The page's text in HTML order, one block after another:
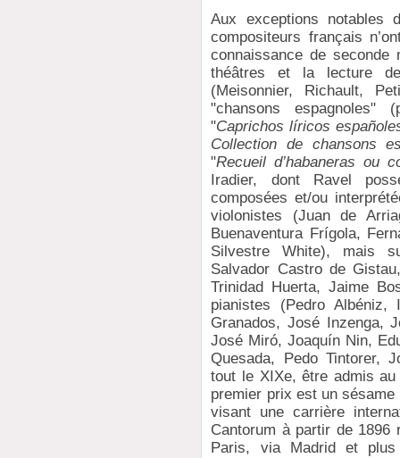
Aux exceptions notables
compositeurs français
connaissance de seconde
théâtres et la lecture
(Meisonnier, Richault,
"chansons
"Caprichos líricos
Collection de chansons
"Recueil d’habaneras ou
Iradier, dont Ravel
composées et/ou
violonistes (Juan de
Buenaventura Frígola,
Silvestre White), mais
Salvador Castro de
Trinidad Huerta, Jaime
pianistes (Pedro Albéniz,
Granados, José Inzenga,
José Miró, Joaquín Nin,
Quesada, Pedo Tintorer,
tout le XIXe, être admis
premier prix est un
visant une carrière
Cantorum à partir de 1896
Paris, via Madrid et plus